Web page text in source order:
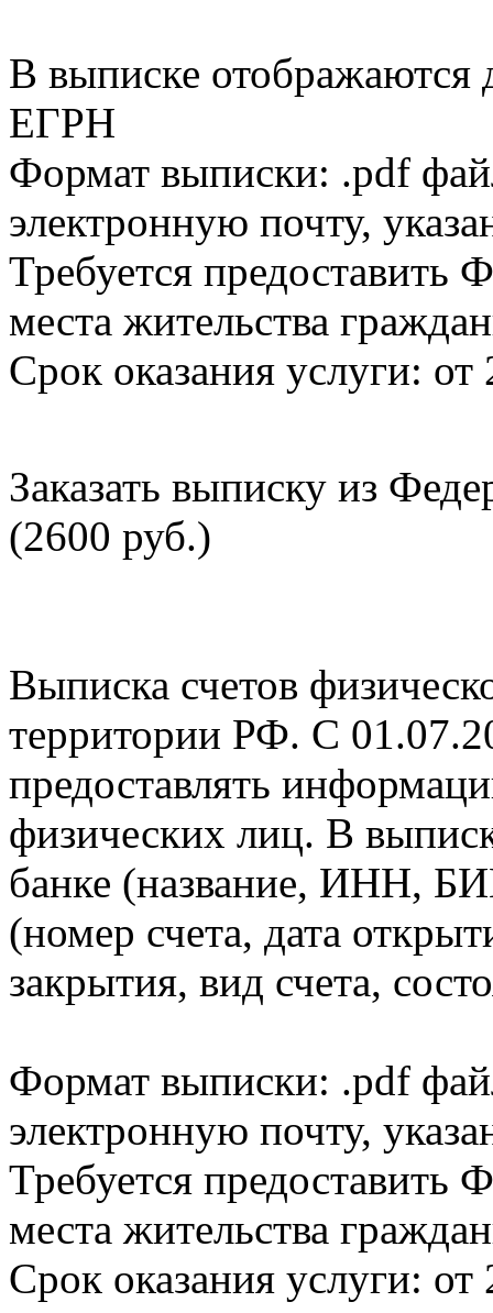
В выписке
ЕГРН
Формат выписки: .pdf
электронную почту,
Требуется
места жительства
Срок оказания услуги: от
Заказать выписку из
(2600 руб.)
Выписка счетов
территории РФ. С
предоставлять
физических лиц. В
банке (название, ИНН,
(номер счета, дата
закрытия, вид счета,
Формат выписки: .pdf
электронную почту,
Требуется
места жительства
Срок оказания услуги: от